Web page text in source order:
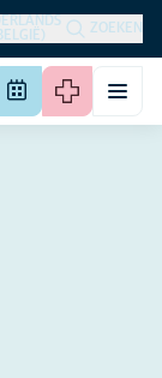
ZOEKEN